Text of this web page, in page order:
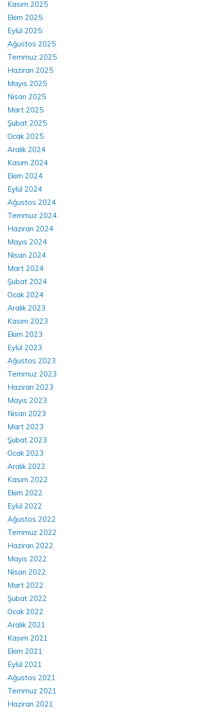
Kasım 2025
Ekim 2025
Eylül 2025
Ağustos 2025
Temmuz 2025
Haziran 2025
Mayıs 2025
Nisan 2025
Mart 2025
Şubat 2025
Ocak 2025
Aralık 2024
Kasım 2024
Ekim 2024
Eylül 2024
Ağustos 2024
Temmuz 2024
Haziran 2024
Mayıs 2024
Nisan 2024
Mart 2024
Şubat 2024
Ocak 2024
Aralık 2023
Kasım 2023
Ekim 2023
Eylül 2023
Ağustos 2023
Temmuz 2023
Haziran 2023
Mayıs 2023
Nisan 2023
Mart 2023
Şubat 2023
Ocak 2023
Aralık 2022
Kasım 2022
Ekim 2022
Eylül 2022
Ağustos 2022
Temmuz 2022
Haziran 2022
Mayıs 2022
Nisan 2022
Mart 2022
Şubat 2022
Ocak 2022
Aralık 2021
Kasım 2021
Ekim 2021
Eylül 2021
Ağustos 2021
Temmuz 2021
Haziran 2021